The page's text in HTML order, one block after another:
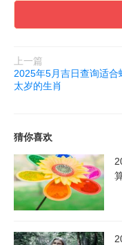
上一篇
2025年5月吉日查询适合
太岁的生肖
猜你喜欢